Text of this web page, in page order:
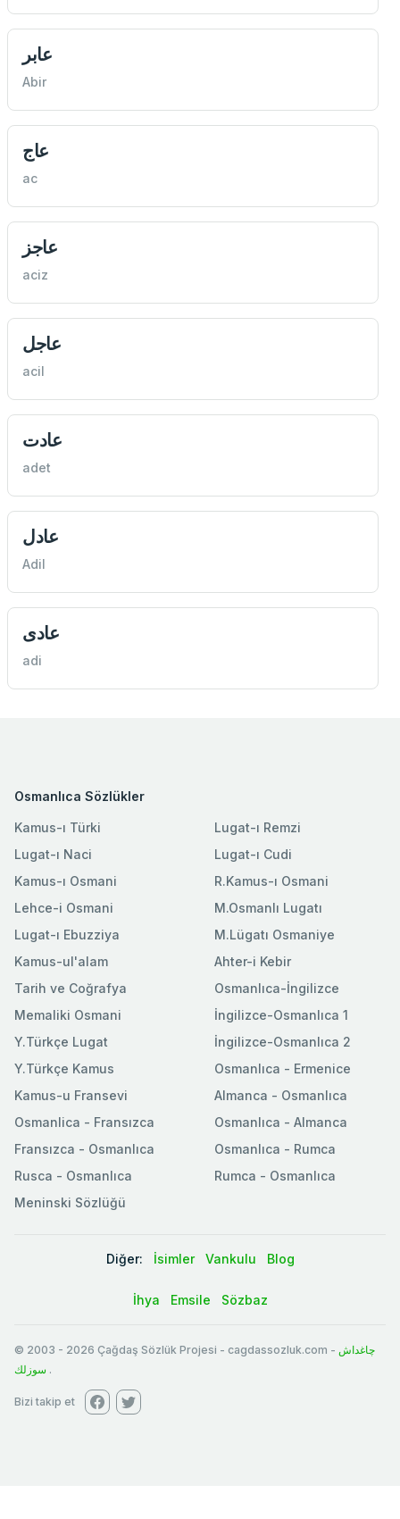
عابر
Abir
عاج
ac
عاجز
aciz
عاجل
acil
عادت
adet
عادل
Adil
عادى
adi
Osmanlıca Sözlükler
Kamus-ı Türki
Lugat-ı Naci
Kamus-ı Osmani
Lehce-i Osmani
Lugat-ı Ebuzziya
Lugat-ı Remzi
Lugat-ı Cudi
R.Kamus-ı Osmani
M.Osmanlı Lugatı
M.Lügatı Osmaniye
Kamus-ul'alam
Tarih ve Coğrafya
Memaliki Osmani
Y.Türkçe Lugat
Y.Türkçe Kamus
Ahter-i Kebir
Osmanlıca-İngilizce
İngilizce-Osmanlıca 1
İngilizce-Osmanlıca 2
Osmanlıca - Ermenice
Kamus-u Fransevi
Osmanlica - Fransızca
Fransızca - Osmanlıca
Rusca - Osmanlıca
Meninski Sözlüğü
Almanca - Osmanlıca
Osmanlıca - Almanca
Osmanlıca - Rumca
Rumca - Osmanlıca
Diğer: İsimler Vankulu Blog
İhya Emsile Sözbaz
© 2003 - 2026 Çağdaş Sözlük Projesi - cagdassozluk.com - چاغداش
سوزلك .
Bizi takip et